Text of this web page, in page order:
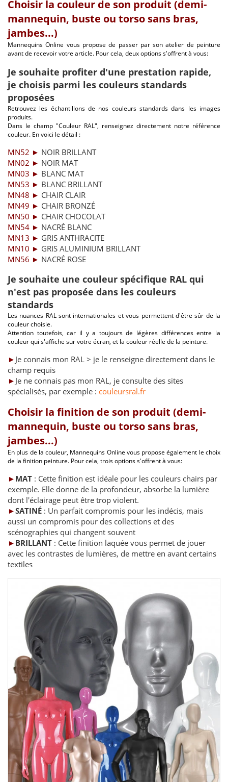
Choisir la couleur de son produit (demi-
mannequin, buste ou torso sans bras,
jambes...)
Mannequins Online vous propose de passer par son atelier de peinture
avant de recevoir votre article. Pour cela, deux options s'offrent à vous:
Je souhaite profiter d'une prestation rapide,
je choisis parmi les couleurs standards
proposées
Retrouvez les échantillons de nos couleurs standards dans les images
produits.
Dans le champ "Couleur RAL", renseignez directement notre référence
couleur. En voici le détail :
MN52 ► NOIR BRILLANT
MN02 ► NOIR MAT
MN03 ► BLANC MAT
MN53 ► BLANC BRILLANT
MN48 ► CHAIR CLAIR
MN49 ► CHAIR BRONZÉ
MN50 ► CHAIR CHOCOLAT
MN54 ► NACRÉ BLANC
MN13 ► GRIS ANTHRACITE
MN10 ► GRIS ALUMINIUM BRILLANT
MN56 ► NACRÉ ROSE
Je souhaite une couleur spécifique RAL qui
n'est pas proposée dans les couleurs
standards
Les nuances RAL sont internationales et vous permettent d'être sûr de la
couleur choisie.
Attention toutefois, car il y a toujours de légères différences entre la
couleur qui s'affiche sur votre écran, et la couleur réelle de la peinture.
► Je connais mon RAL > je le renseigne directement dans le
champ requis
► Je ne connais pas mon RAL, je consulte des sites
spécialisés, par exemple : couleursral.fr
Choisir la finition de son produit (demi-
mannequin, buste ou torso sans bras,
jambes...)
En plus de la couleur, Mannequins Online vous propose également le choix
de la finition peinture. Pour cela, trois options s'offrent à vous:
► MAT : Cette finition est idéale pour les couleurs chairs par
exemple. Elle donne de la profondeur, absorbe la lumière
dont l'éclairage peut être trop violent.
►SATINÉ : Un parfait compromis pour les indécis, mais
aussi un compromis pour des collections et des
scénographies qui changent souvent
► BRILLANT : Cette finition laquée vous permet de jouer
avec les contrastes de lumières, de mettre en avant certains
textiles